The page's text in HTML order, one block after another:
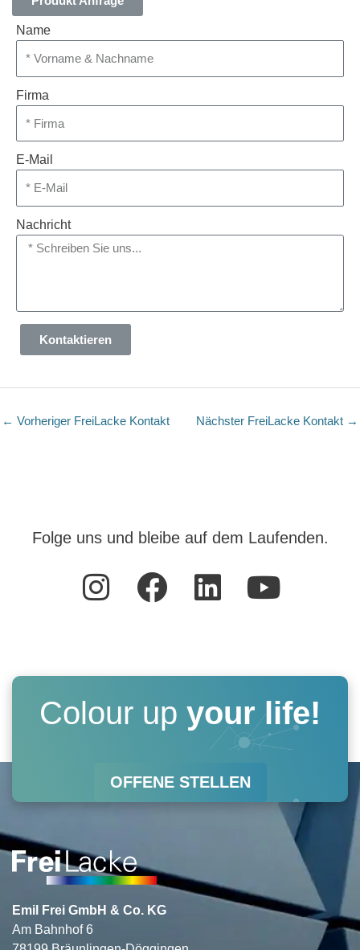
Name
Firma
E-Mail
Nachricht
Kontaktieren
← Vorheriger FreiLacke Kontakt Nächster FreiLacke Kontakt →
Folge uns und bleibe auf dem Laufenden.
I
n
t
a
g
a
F
a
e
b
o
k
L
i
k
e
d
i
n
Y
o
t
u
b
Colour up your life!
OFFENE STELLEN
Emil Frei GmbH & Co. KG
Am Bahnhof 6